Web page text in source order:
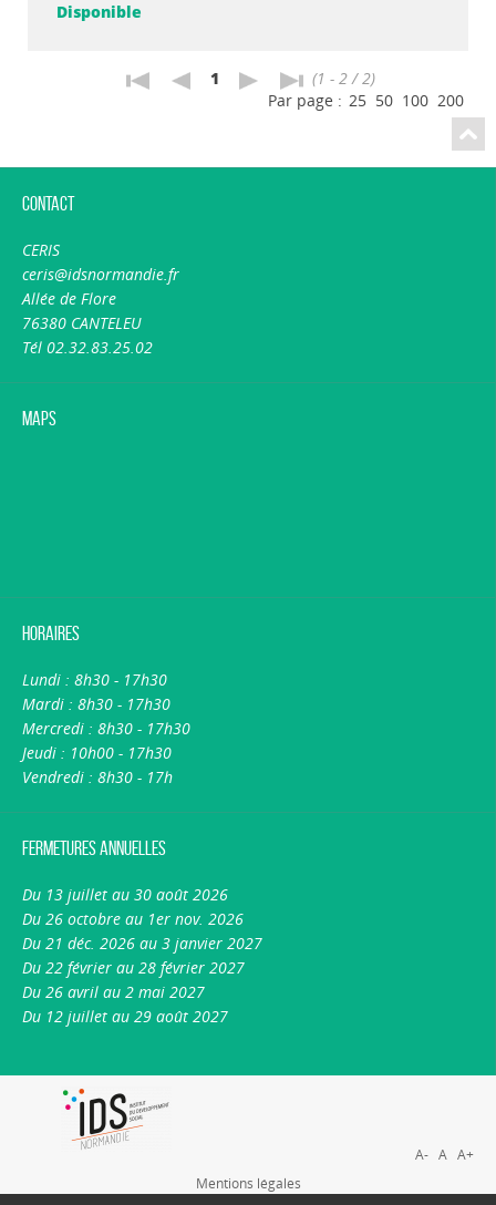
Disponible
1
(1 - 2 / 2)
Par page : 25 50 100 200
Contact
CERIS
ceris@idsnormandie.fr
Allée de Flore
76380 CANTELEU
Tél 02.32.83.25.02
Maps
Horaires
Lundi : 8h30 - 17h30
Mardi : 8h30 - 17h30
Mercredi : 8h30 - 17h30
Jeudi : 10h00 - 17h30
Vendredi : 8h30 - 17h
Fermetures annuelles
Du 13 juillet au 30 août 2026
Du 26 octobre au 1er nov. 2026
Du 21 déc. 2026 au 3 janvier 2027
Du 22 février au 28 février 2027
Du 26 avril au 2 mai 2027
Du 12 juillet au 29 août 2027
Mentions légales
A- A A+